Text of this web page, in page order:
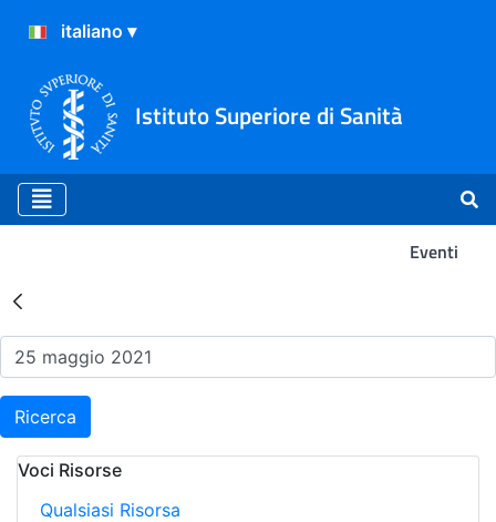
Istituto Superiore di Sanità
Eventi
Risultati della Ricerca -
Ricerca
Voci Risorse
Qualsiasi Risorsa